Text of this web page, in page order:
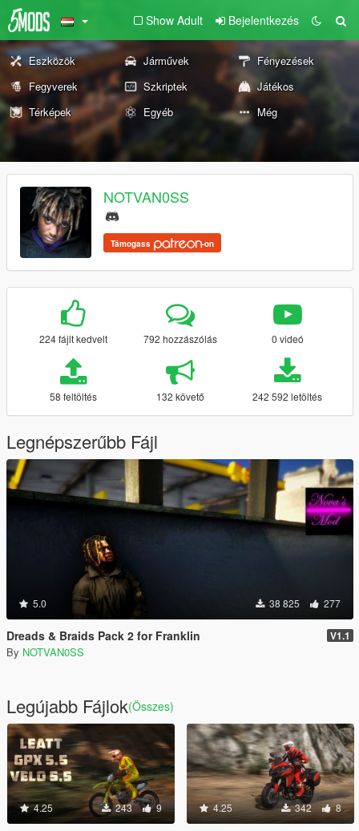
Show Adult Bejelentkezés
Eszközök Járművek
Fényezések
Fegyverek
Szkriptek
Játékos
Térképek
Egyéb Még
NOTVAN0SS
Támogass -on
224 fájlt kedvelt 792 hozzászólás 0 videó
58 feltöltés 132 követő 242 592 letöltés
Legnépszerűbb Fájl
5.0 38 825 277
Dreads & Braids Pack 2 for Franklin V1.1
By NOTVAN0SS
Legújabb Fájlok(Összes)
4.25 243 9 4.25 342 8